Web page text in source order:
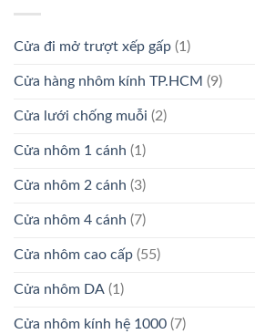
Cửa đi mở trượt xếp gấp (1)
Cửa hàng nhôm kính TP.HCM (9)
Cửa lưới chống muỗi (2)
Cửa nhôm 1 cánh (1)
Cửa nhôm 2 cánh (3)
Cửa nhôm 4 cánh (7)
Cửa nhôm cao cấp (55)
Cửa nhôm DA (1)
Cửa nhôm kính hệ 1000 (7)